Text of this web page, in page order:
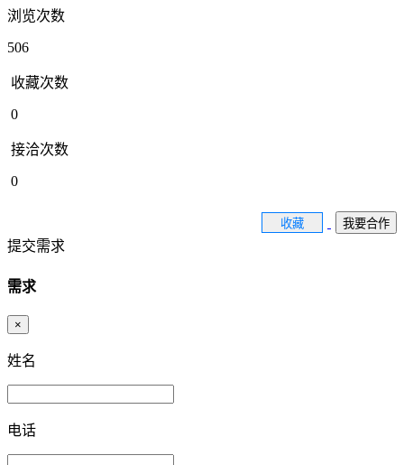
浏览次数
506
收藏次数
0
接洽次数
0
收藏 我要合作
提交需求
需求
×
姓名
电话